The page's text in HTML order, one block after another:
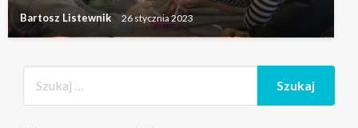
Bartosz Listewnik 26 stycznia 2023